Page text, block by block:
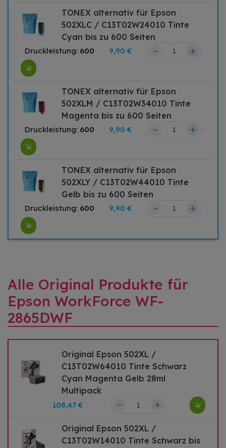
TONEX alternativ für Epson
502XLC / C13T02W24010 Tinte
Cyan bis zu 600 Seiten
Druckleistung: 600 9,90 € – +
TONEX alternativ für Epson
502XLM / C13T02W34010 Tinte
Magenta bis zu 600 Seiten
Druckleistung: 600 9,90 € – +
TONEX alternativ für Epson
502XLY / C13T02W44010 Tinte
Gelb bis zu 600 Seiten
Druckleistung: 600 9,90 € – +
Alle Original Produkte für
Epson WorkForce WF-
2865DWF
Original Epson 502XL /
C13T02W64010 Tinte Schwarz
Cyan Magenta Gelb 28ml
Multipack
108,47 € – +
Original Epson 502XL /
C13T02W14010 Tinte Schwarz bis